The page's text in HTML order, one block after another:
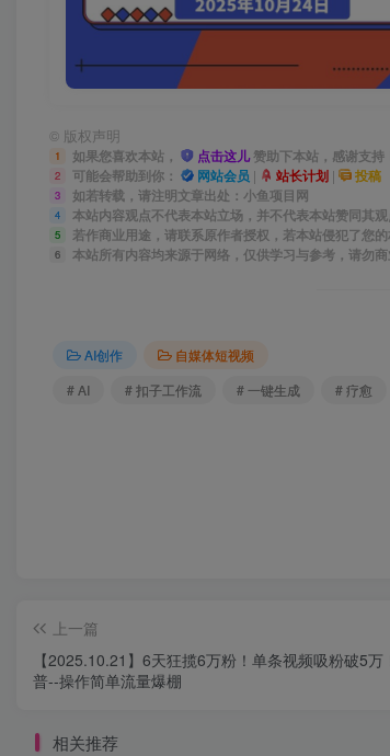
© 版权声明
1 如果您喜欢本站， 点击这儿赞助下本站，感谢支持
2 可能会帮助到你： 网站会员 | 站长计划 | 投稿
3 如若转载，请注明文章出处：小鱼项目网
4 本站内容观点不代表本站立场，并不代表本站赞同其
5 若作商业用途，请联系原作者授权，若本站侵犯了您
6
本站所有内容均来源于网络，仅供学习与参考，请勿
AI创作
自媒体短视频
# AI
# 扣子工作流 # 一键生成 # 疗愈
上一篇
【2025.10.21】6天狂揽6万粉！单条视频吸粉破5
普--操作简单流量爆棚
相关推荐